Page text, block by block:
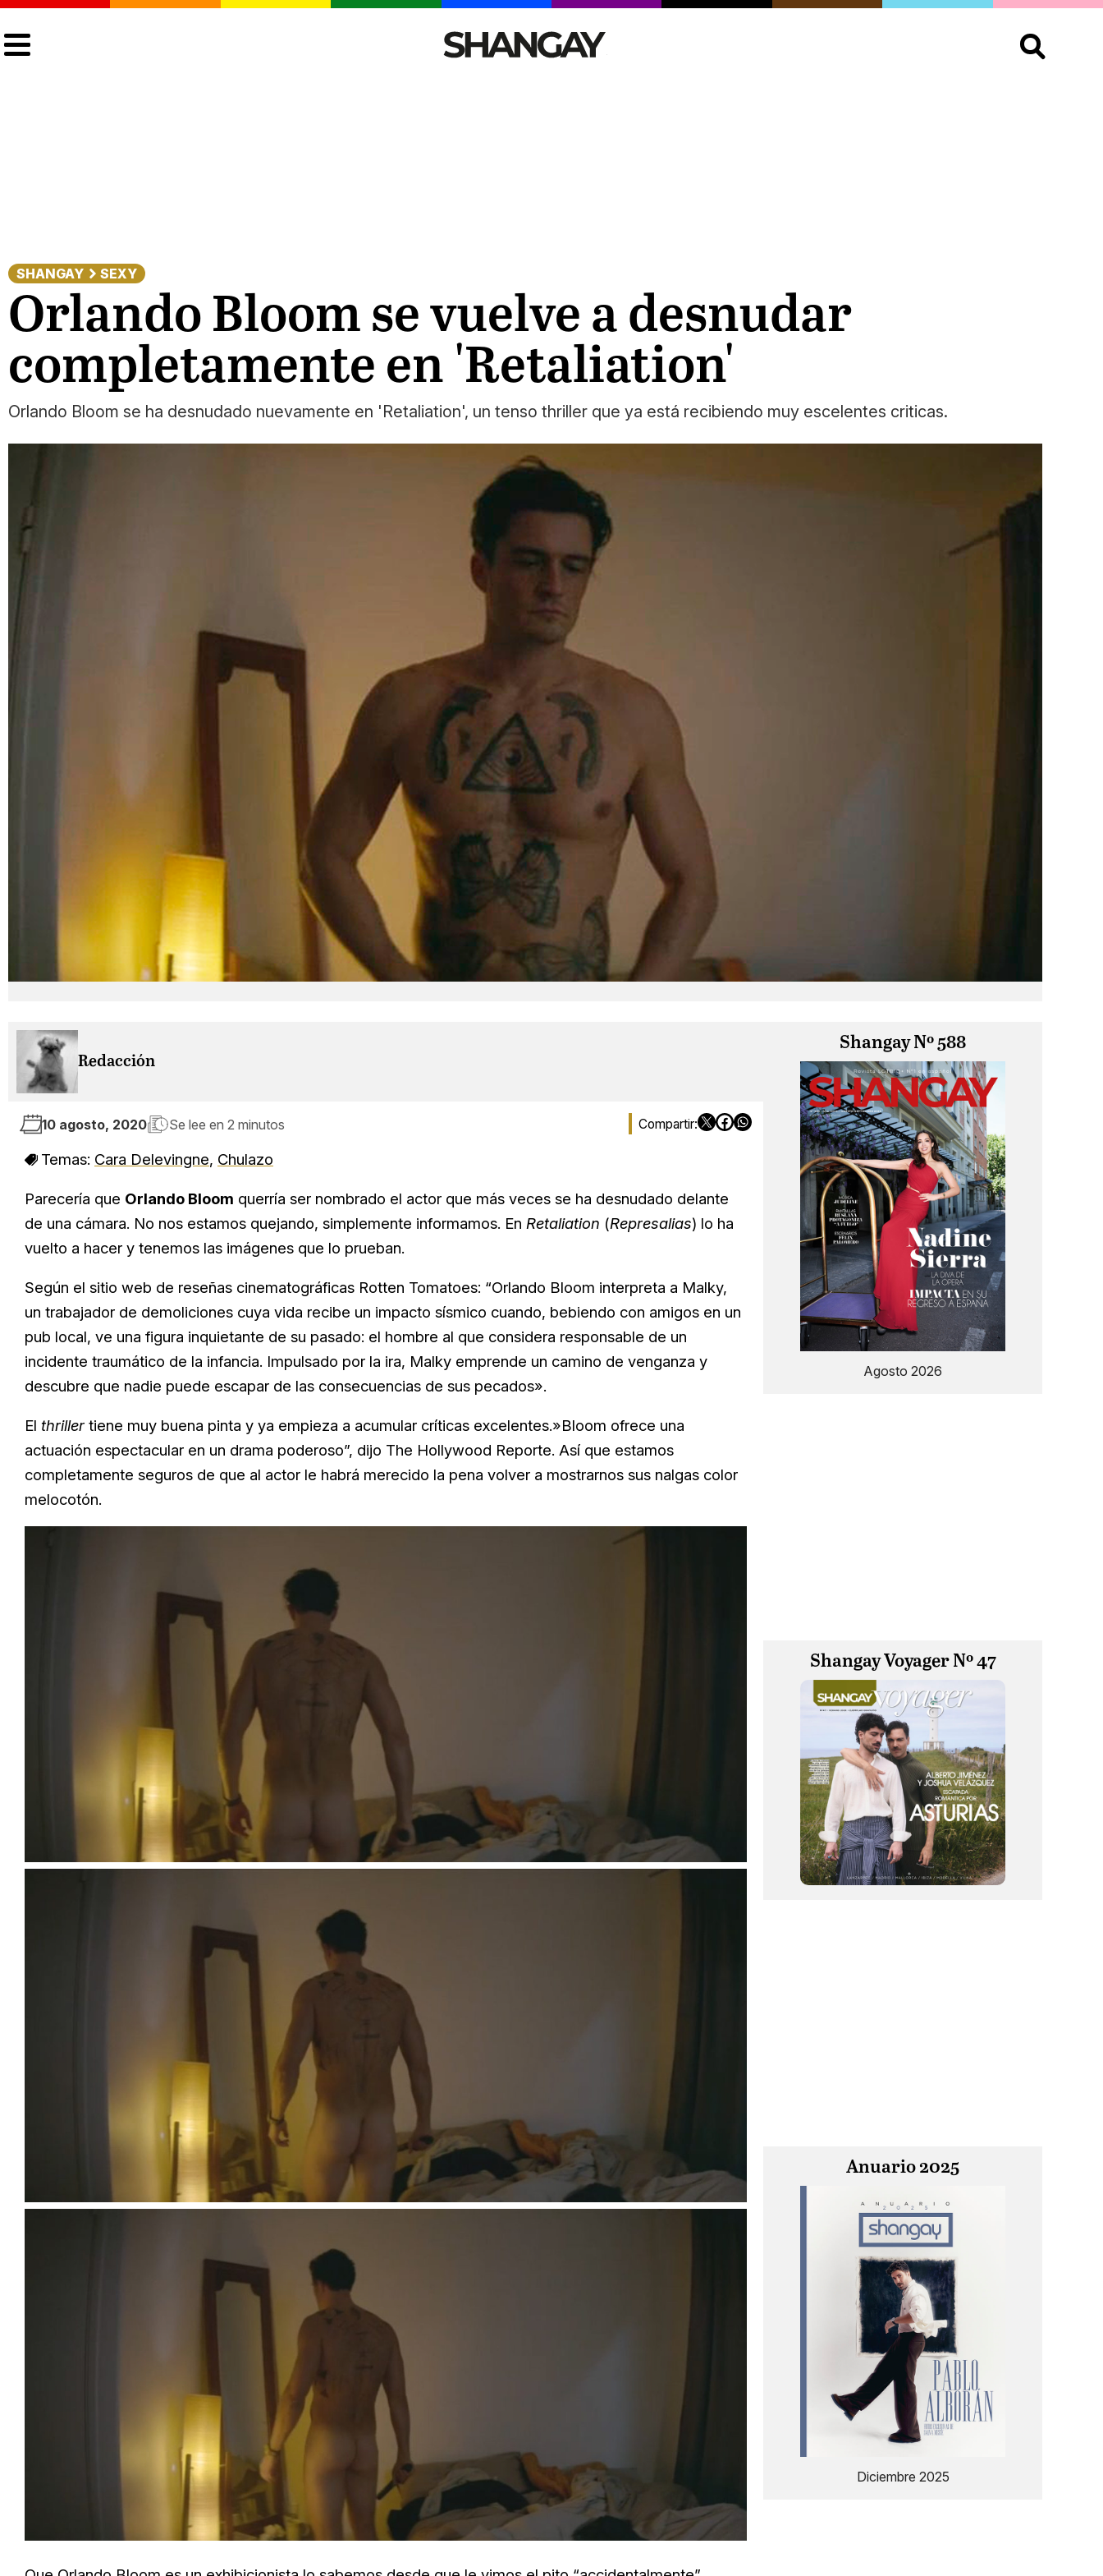
Buscar:
SHANGAY SEXY
Orlando Bloom se vuelve a desnudar
completamente en 'Retaliation'
Orlando Bloom se ha desnudado nuevamente en 'Retaliation', un tenso thriller que ya está recibiendo muy escelentes criticas.
Redacción
10 agosto, 2020 Se lee en 2 minutos
Temas: Cara Delevingne, Chulazo
Parecería que Orlando Bloom querría ser nombrado el actor que más veces se ha desnudado delante
de una cámara. No nos estamos quejando, simplemente informamos. En Retaliation (Represalias) lo ha
vuelto a hacer y tenemos las imágenes que lo prueban.
Según el sitio web de reseñas cinematográficas Rotten Tomatoes: “Orlando Bloom interpreta a Malky,
un trabajador de demoliciones cuya vida recibe un impacto sísmico cuando, bebiendo con amigos en un
pub local, ve una figura inquietante de su pasado: el hombre al que considera responsable de un
incidente traumático de la infancia. Impulsado por la ira, Malky emprende un camino de venganza y
descubre que nadie puede escapar de las consecuencias de sus pecados».
El thriller tiene muy buena pinta y ya empieza a acumular críticas excelentes.»Bloom ofrece una
actuación espectacular en un drama poderoso”, dijo The Hollywood Reporte. Así que estamos
completamente seguros de que al actor le habrá merecido la pena volver a mostrarnos sus nalgas color
melocotón.
Shangay Nº 588
Agosto 2026
Shangay Voyager Nº 47
Anuario 2025
Diciembre 2025